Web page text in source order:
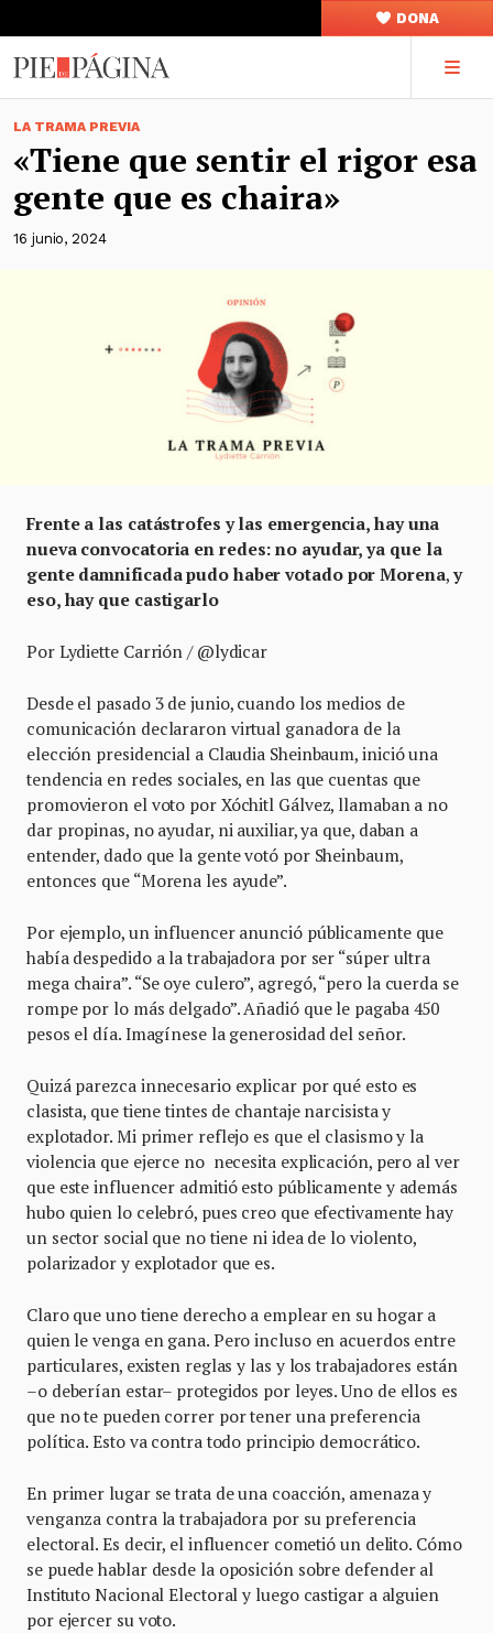
DONA
LA TRAMA PREVIA
«Tiene que sentir el rigor esa
gente que es chaira»
16 junio, 2024
Frente a las catástrofes y las emergencia, hay una
nueva convocatoria en redes: no ayudar, ya que la
gente damnificada pudo haber votado por Morena,y
eso, hay que castigarlo
Por Lydiette Carrión / @lydicar
Desde el pasado 3 de junio, cuando los medios de
comunicación declararon virtual ganadora de la
elección presidencial a Claudia Sheinbaum, inició una
tendencia en redes sociales, en las que cuentas que
promovieron el voto por Xóchitl Gálvez, llamaban a no
dar propinas, no ayudar, ni auxiliar, ya que, daban a
entender, dado que la gente votó por Sheinbaum,
entonces que “Morena les ayude”.
Por ejemplo, un influencer anunció públicamente que
había despedido a la trabajadora por ser “súper ultra
mega chaira”. “Se oye culero”, agregó, “pero la cuerda se
rompe por lo más delgado”. Añadió que le pagaba 450
pesos el día. Imagínese la generosidad del señor.
Quizá parezca innecesario explicar por qué esto es
clasista, que tiene tintes de chantaje narcisista y
explotador. Mi primer reflejo es que el clasismo y la
violencia que ejerce no necesita explicación, pero al ver
que este influencer admitió esto públicamente y además
hubo quien lo celebró, pues creo que efectivamente hay
un sector social que no tiene ni idea de lo violento,
polarizador y explotador que es.
Claro que uno tiene derecho a emplear en su hogar a
quien le venga en gana. Pero incluso en acuerdos entre
particulares, existen reglas y las y los trabajadores están
–o deberían estar– protegidos por leyes. Uno de ellos es
que no te pueden correr por tener una preferencia
política. Esto va contra todo principio democrático.
En primer lugar se trata de una coacción, amenaza y
venganza contra la trabajadora por su preferencia
electoral. Es decir, el influencer cometió un delito. Cómo
se puede hablar desde la oposición sobre defender al
Instituto Nacional Electoral y luego castigar a alguien
por ejercer su voto.